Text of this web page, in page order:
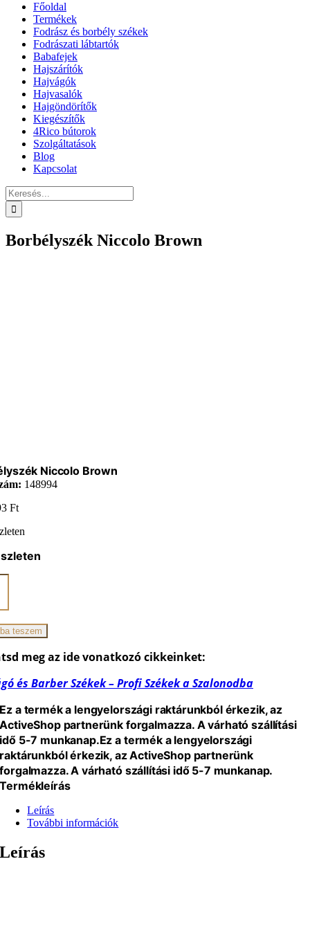
Főoldal
Termékek
Fodrász és borbély székek
Fodrászati lábtartók
Babafejek
Hajszárítók
Hajvágók
Hajvasalók
Hajgöndörítők
Kiegészítők
4Rico bútorok
Szolgáltatások
Blog
Kapcsolat
Keresés...
Borbélyszék Niccolo Brown
Niccolo Brown
148994
Ft
teszem
meg az ide vonatkozó cikkeinket:
és Barber Székek – Profi Székek a Szalonodba
Ez a termék a lengyelországi raktárunkból érkezik, az
ActiveShop partnerünk forgalmazza. A várható szállítási
idő 5-7 munkanap.Ez a termék a lengyelországi
raktárunkból érkezik, az ActiveShop partnerünk
forgalmazza. A várható szállítási idő 5-7 munkanap.
Termékleírás
Leírás
További információk
Leírás